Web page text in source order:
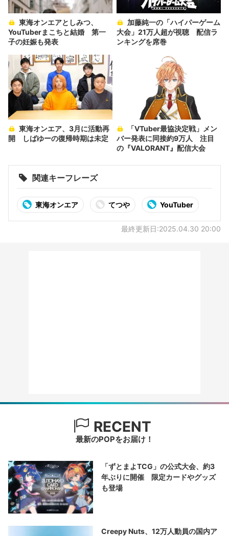
YouTuberまこちと結婚 第一
子の妊娠も発表
大会」21万人超が視聴 配信ラ
ンキングを席巻
開 しばゆーの復帰時期は未定
バー発表に同接約9万人 注目
の『VALORANT』配信大会
関連キーフレーズ
東海オンエア てつや YouTuber
最終更新日:2025.04.30 20:00
RECENT
最新のPOPをお届け！
「ずとまよTCG」の公式大会、約3
年ぶりに開催 限定カードやグッズ
も登場
Creepy Nuts、12万人動員の国内ア